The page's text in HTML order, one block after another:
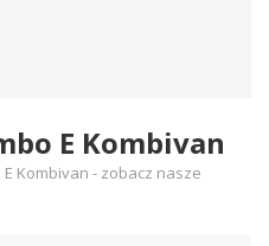
E Kombivan
Kombivan - zobacz nasze